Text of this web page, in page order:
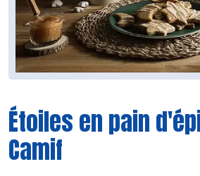
Étoiles en pain
Camif